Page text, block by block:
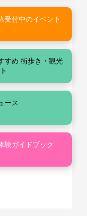
受付中のイベント
すめ 街歩き・観光
ース
験ガイドブック